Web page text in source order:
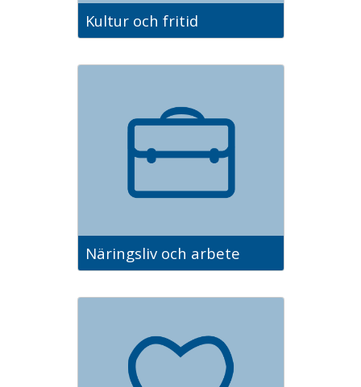
Kultur och fritid
Näringsliv och arbete